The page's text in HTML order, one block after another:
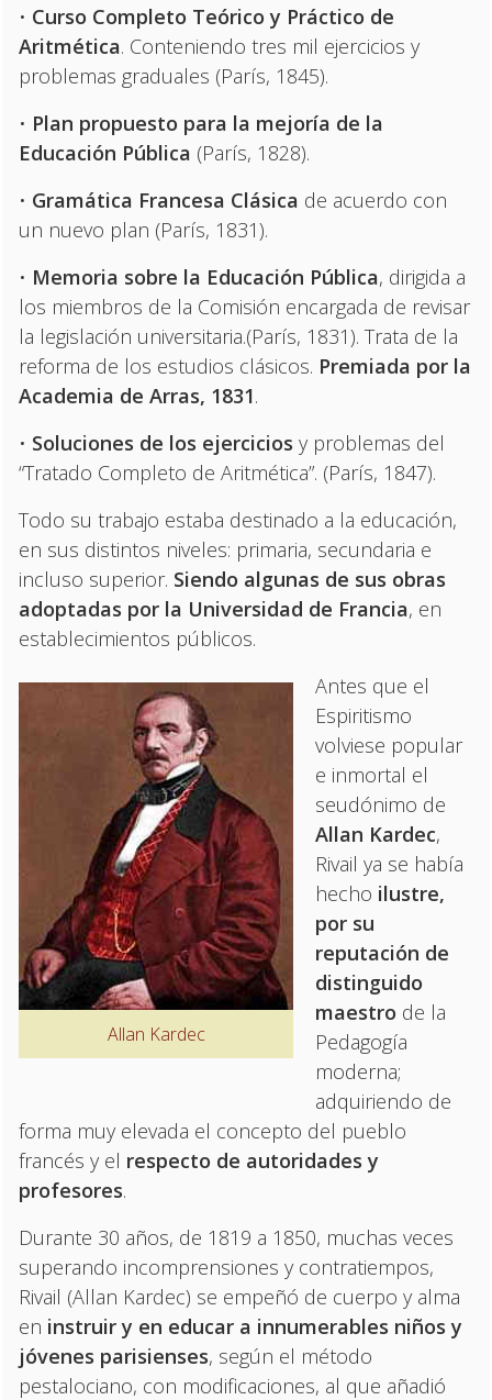
• Curso Completo Teórico y Práctico de
Aritmética. Conteniendo tres mil ejercicios y
problemas graduales (París, 1845).
• Plan propuesto para la mejoría de la
Educación Pública (París, 1828).
• Gramática Francesa Clásica de acuerdo con
un nuevo plan (París, 1831).
• Memoria sobre la Educación Pública, dirigida a
los miembros de la Comisión encargada de revisar
la legislación universitaria.(París, 1831). Trata de la
reforma de los estudios clásicos. Premiada por la
Academia de Arras, 1831.
• Soluciones de los ejercicios y problemas del
“Tratado Completo de Aritmética”. (París, 1847).
Todo su trabajo estaba destinado a la educación,
en sus distintos niveles: primaria, secundaria e
incluso superior. Siendo algunas de sus obras
adoptadas por la Universidad de Francia, en
establecimientos públicos.
Allan Kardec
Antes que el
Espiritismo
volviese popular
e inmortal el
seudónimo de
Allan Kardec,
Rivail ya se había
hecho ilustre,
por su
reputación de
distinguido
maestro de la
Pedagogía
moderna;
adquiriendo de
forma muy elevada el concepto del pueblo
francés y el respecto de autoridades y
profesores.
Durante 30 años, de 1819 a 1850, muchas veces
superando incomprensiones y contratiempos,
Rivail (Allan Kardec) se empeñó de cuerpo y alma
en instruir y en educar a innumerables niños y
jóvenes parisienses, según el método
pestalociano, con modificaciones, al que añadió